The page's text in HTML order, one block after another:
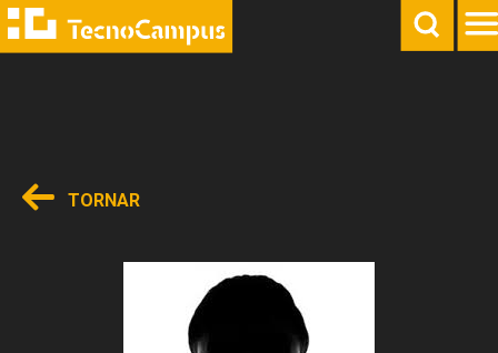
TORNAR